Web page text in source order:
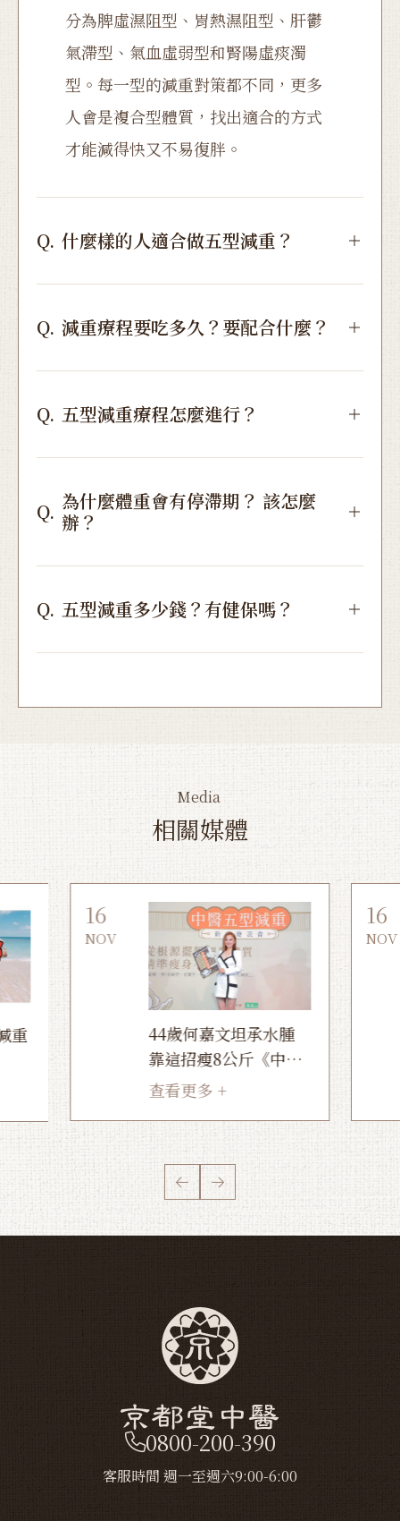
分為脾虛濕阻型、胃熱濕阻型、肝鬱
氣滯型、氣血虛弱型和腎陽虛痰濁
型。每一型的減重對策都不同，更多
人會是複合型體質，找出適合的方式
才能減得快又不易復胖。
Q. 什麼樣的人適合做五型減重？
Q. 減重療程要吃多久？要配合什麼？
Q. 五型減重療程怎麼進行？
Q. 為什麼體重會有停滯期？ 該怎麼
辦？
Q. 五型減重多少錢？有健保嗎？
相關媒體
Media
重
16
NOV
44歲何嘉文坦承水腫
靠這招瘦8公斤《中醫
五型減重新書發表會》
查看更多 +
16
NOV
0800-200-390
客服時間 週一至週六9:00-6:00